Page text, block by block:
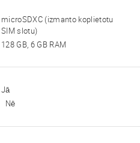
microSDXC (izmanto koplietotu
SIM slotu)
128 GB, 6 GB RAM
Jā
Nē